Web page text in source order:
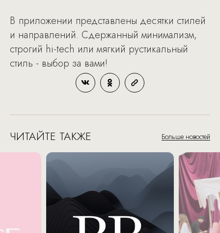
В приложении представлены десятки стилей
и направлений. Сдержанный минимализм,
строгий hi-tech или мягкий рустикальный
стиль - выбор за вами!
ЧИТАЙТЕ ТАКЖЕ Больше новостей